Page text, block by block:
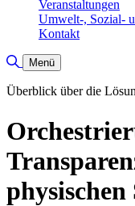
Veranstaltungen
Umwelt-, Sozial-
Kontakt
Suche umschalten
Menü
Überblick über die
physischen